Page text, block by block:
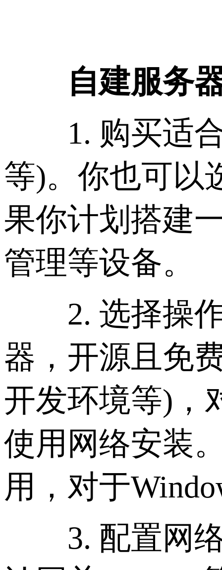
自建服务
1. 购买适合
等)。你也可以
果你计划搭建
管理等设备。
2. 选择操作
器，开源且免
开发环境等)，
使用网络安装
用，对于
3. 配置网络